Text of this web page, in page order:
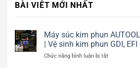
BÀI VIÊT MỚI NHẤT
Máy súc kim phun
| Vệ sinh kim phun GDI, EFI
Chức năng bình luận bị tắtở